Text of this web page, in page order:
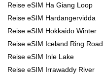
Reise eSIM Ha Giang Loop
Reise eSIM Hardangervidda
Reise eSIM Hokkaido Winter
Reise eSIM Iceland Ring Road
Reise eSIM Inle Lake
Reise eSIM Irrawaddy River